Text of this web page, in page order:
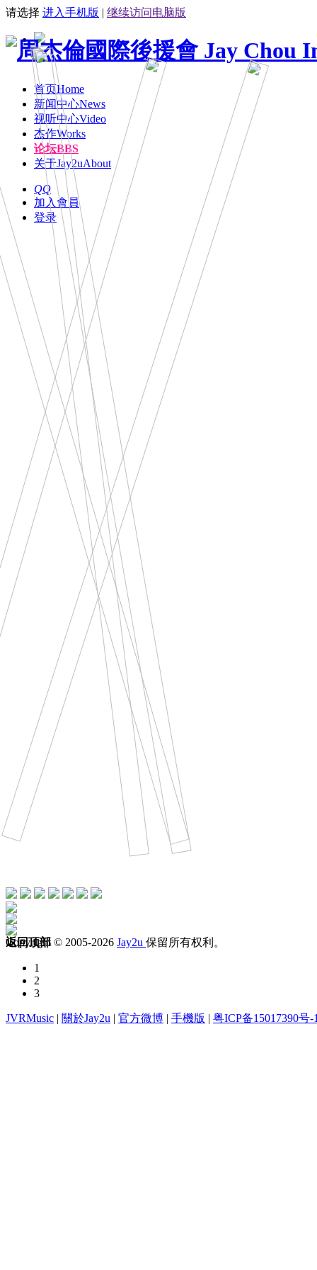
请选择 进入手机版 | 继续访问电脑版
首页Home
新闻中心News
视听中心Video
杰作Works
论坛BBS
关于Jay2uAbout
QQ
加入會員
登录
Copyright © 2005-2026 Jay2u 保留所有权利。
1
2
3
JVRMusic | 關於Jay2u | 官方微博 | 手機版 | 粤ICP备15017390号-
返回顶部